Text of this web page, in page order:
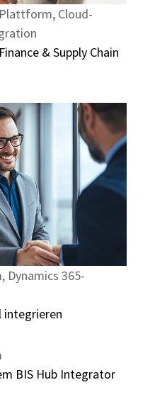
Cloud-
& Supply Chain
Dynamics 365-
integrieren
BIS Hub Integrator